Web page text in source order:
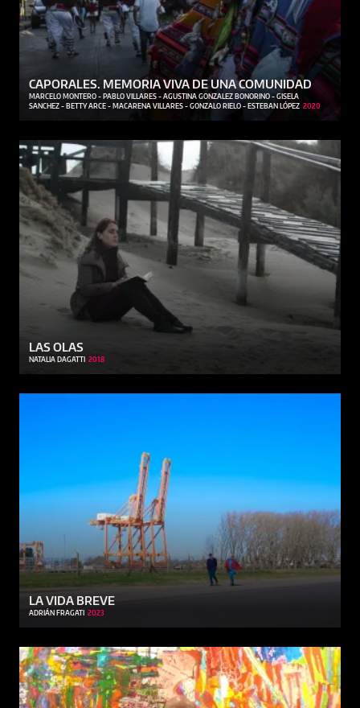
CAPORALES. MEMORIA VIVA DE UNA COMUNIDAD
MARCELO MONTERO - PABLO VILLARES - AGUSTINA GONZALEZ BONORINO - GISELA
SANCHEZ - BETTY ARCE - MACARENA VILLARES - GONZALO RIELO - ESTEBAN LÓPEZ 2020
LAS OLAS
NATALIA DAGATTI 2018
LA VIDA BREVE
ADRIÁN FRAGATI 2023